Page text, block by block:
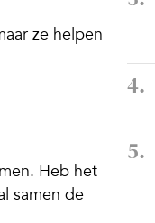
ze helpen
Heb het
samen de